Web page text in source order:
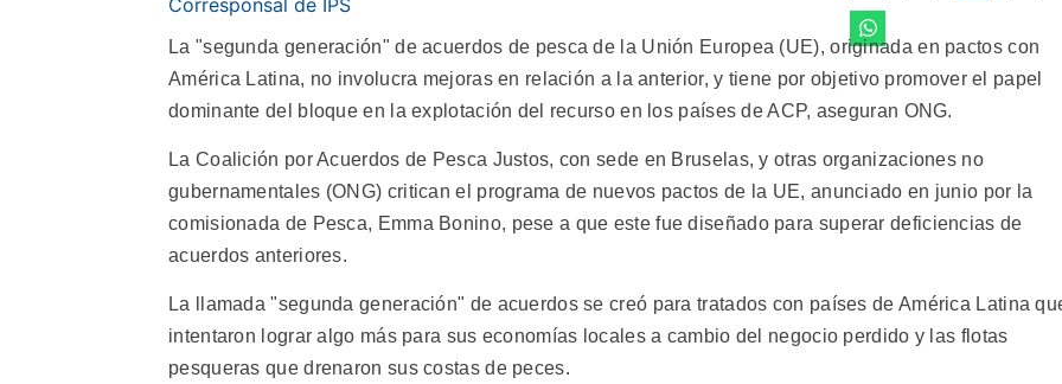
La "segunda generación" de acuerdos de pesca de la Unión Europea (UE), originada en pactos con
América Latina, no involucra mejoras en relación a la anterior, y tiene por objetivo promover el papel
dominante del bloque en la explotación del recurso en los países de ACP, aseguran ONG.
La Coalición por Acuerdos de Pesca Justos, con sede en Bruselas, y otras organizaciones no
gubernamentales (ONG) critican el programa de nuevos pactos de la UE, anunciado en junio por la
comisionada de Pesca, Emma Bonino, pese a que este fue diseñado para superar deficiencias de
acuerdos anteriores.
La llamada "segunda generación" de acuerdos se creó para tratados con países de América Latina
intentaron lograr algo más para sus economías locales a cambio del negocio perdido y las flotas
pesqueras que drenaron sus costas de peces.